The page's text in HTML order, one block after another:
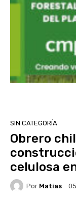
SIN CATEGORÍA
Obrero
celulosa
Por Matias